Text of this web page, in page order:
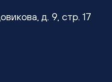
д. 9, стр. 17